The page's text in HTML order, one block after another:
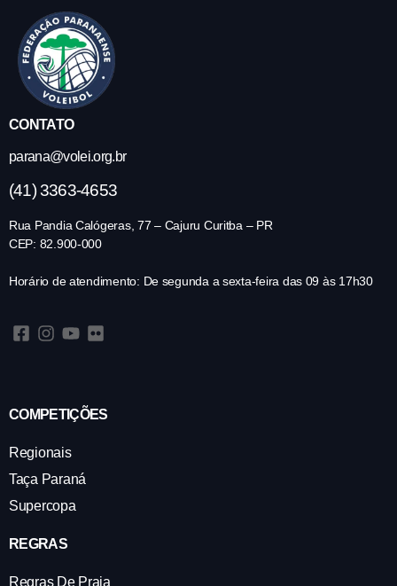
CONTATO
parana@volei.org.br
(41) 3363-4653
Rua Pandia Calógeras, 77 – Cajuru Curitba – PR
CEP: 82.900-000
Horário de atendimento: De segunda a sexta-feira das 09 às 17h30
COMPETIÇÕES
Regionais
Taça Paraná
Supercopa
REGRAS
Regras De Praia